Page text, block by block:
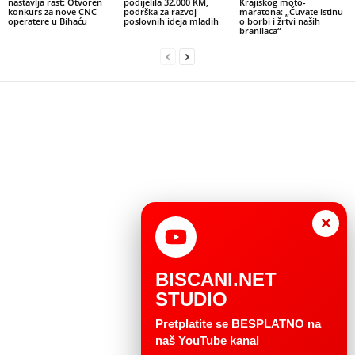
konkurs za nove CNC
operatere u Bihaću
podrška za razvoj
poslovnih ideja mladih
maratona: „Čuvate istinu
o borbi i žrtvi naših
branilaca“
×
BISCANI.NET
STUDIO
Pretplatite se BESPLATNO na
naš YouTube kanal